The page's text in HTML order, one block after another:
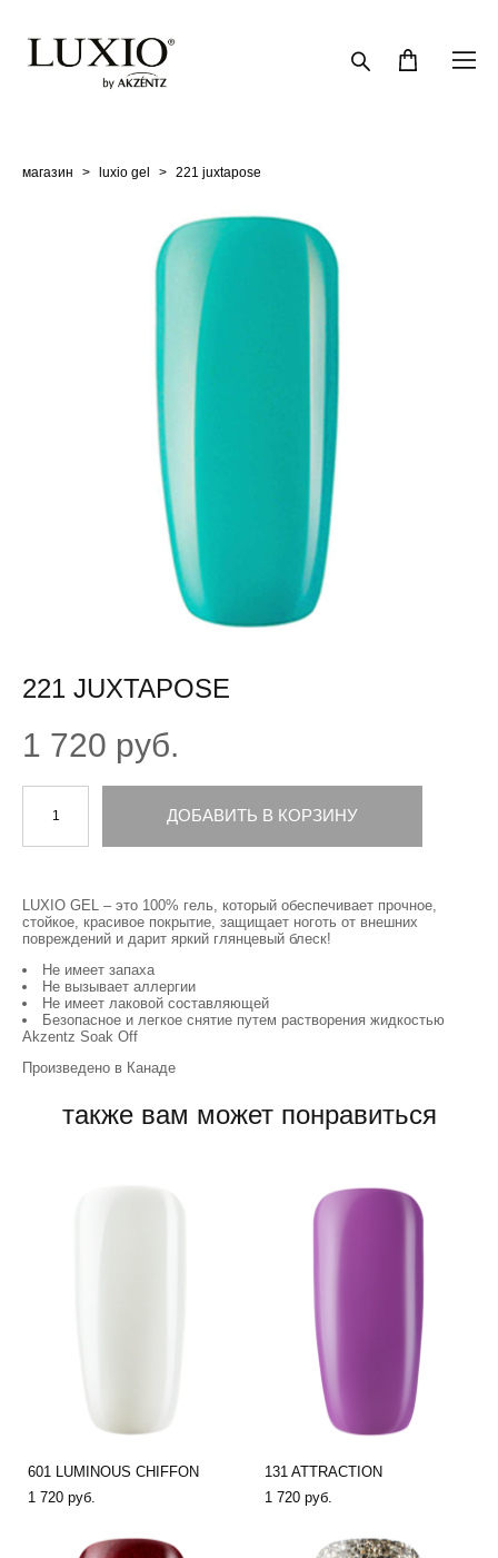
магазин > luxio gel > 221 juxtapose
221 JUXTAPOSE
1 720 pуб.
ДОБАВИТЬ В КОРЗИНУ
LUXIO GEL – это 100% гель, который обеспечивает прочное,
стойкое, красивое покрытие, защищает ноготь от внешних
повреждений и дарит яркий глянцевый блеск!
Не имеет запаха
Не вызывает аллергии
Не имеет лаковой составляющей
Безопасное и легкое снятие путем растворения жидкостью
Akzentz Soak Off
Произведено в Канаде
также вам может понравиться
601 LUMINOUS CHIFFON
1 720 pуб.
131 ATTRACTION
1 720 pуб.